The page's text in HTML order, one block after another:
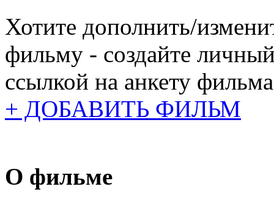
Хотите дополнить/
фильму - создайте
ссылкой на анкету
+ ДОБАВИТЬ ФИЛЬМ
О фильме